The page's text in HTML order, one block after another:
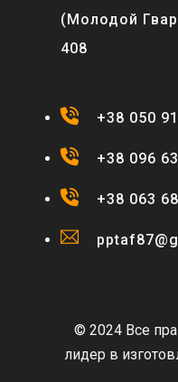
(Молодой
408
+38 050
+38 096
+38 063
© 2024 Все
лидер в